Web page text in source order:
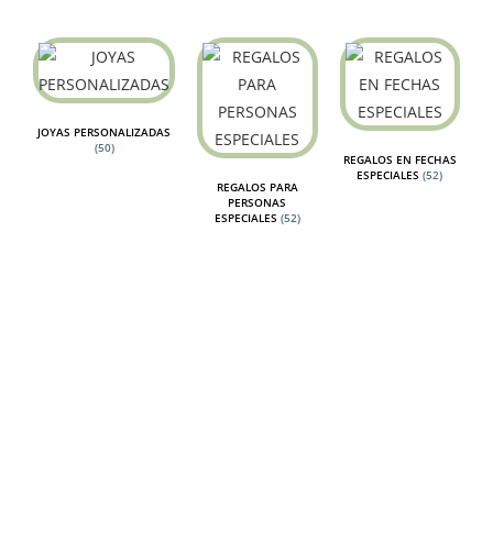
JOYAS PERSONALIZADAS
(50)
REGALOS PARA
PERSONAS
ESPECIALES (52)
REGALOS EN FECHAS
ESPECIALES(52)